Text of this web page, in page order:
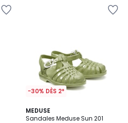
-30% DÈS 2*
MEDUSE
Sandales Meduse Sun 201